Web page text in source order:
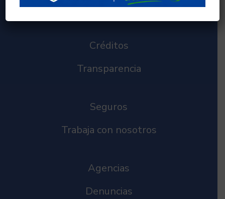
Nuestra Cooperativa
Créditos
Transparencia
Seguros
Trabaja con nosotros
Agencias
Denuncias